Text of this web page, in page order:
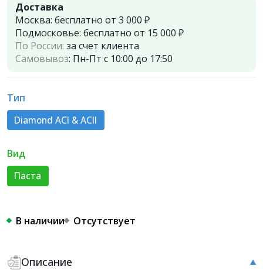
Доставка
Москва: бесплатно от 3 000 ₽
Подмосковье: бесплатно от 15 000 ₽
По России: за счет клиента
Самовывоз: Пн-Пт с 10:00 до 17:50
Тип
Diamond ACI & ACII
Вид
Паста
В наличии Отсутствует
Описание